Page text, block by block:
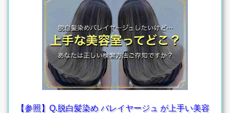
【参照】Q.脱白髪染め バレイヤージュ が上手い美容